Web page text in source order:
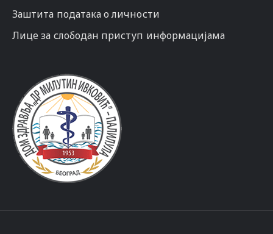
Заштита података о личности
Лице за слободан приступ информацијама